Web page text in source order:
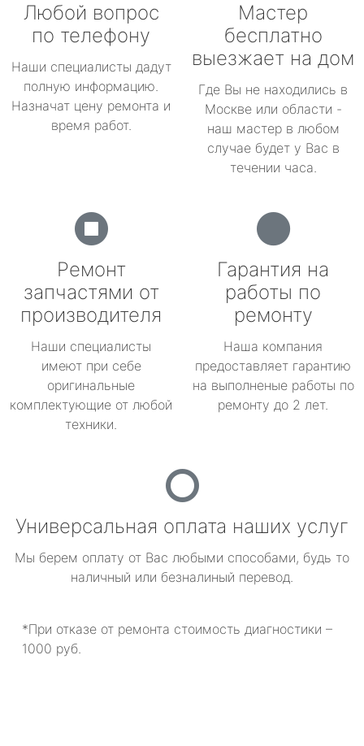
Любой вопрос
по телефону
Наши специалисты дадут
полную информацию.
Назначат цену ремонта и
время работ.
Мастер
бесплатно
выезжает на дом
Где Вы не находились в
Москве или области -
наш мастер в любом
случае будет у Вас в
течении часа.
Ремонт
запчастями от
производителя
Наши специалисты
имеют при себе
оригинальные
комплектующие от любой
техники.
Гарантия на
работы по
ремонту
Наша компания
предоставляет гарантию
на выполненые работы по
ремонту до 2 лет.
Универсальная оплата наших услуг
Мы берем оплату от Вас любыми способами, будь то
наличный или безналиный перевод.
*При отказе от ремонта стоимость диагностики –
1000 руб.